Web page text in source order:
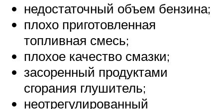
недостаточный объем бензина;
плохо приготовленная
топливная смесь;
плохое качество смазки;
засоренный продуктами
сгорания глушитель;
неотрегулированный